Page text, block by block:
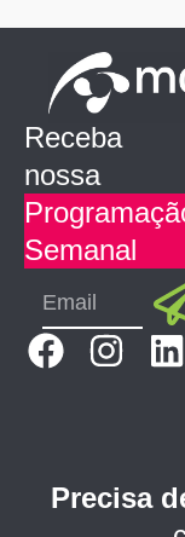
tela
necessário
Receba
nossa
Semanal
Email
F
b
I
a
L
e
Precisa